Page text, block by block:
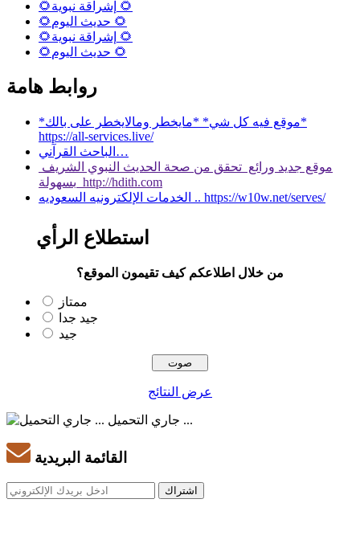
🌻إشراقة نبوية 🌻
🌻حديث اليوم 🌻
🌻إشراقة نبوية 🌻
🌻حديث اليوم 🌻
روابط هامة
*موقع فيه كل شي* *مايخطر ومالايخطر على بالك*
https://all-services.live/
الباحث القرآني…
موقع جديد ورائع تحقق من صحة الحديث النبوي الشريف
بسهولة http://hdith.com
الخدمات الإلكترونيه السعوديه .. https://w10w.net/serves/
استطلاع الرأي
من خلال اطلاعكم كيف تقيمون الموقع؟
ممتاز
جيد جدا
جيد
عرض النتائج
جاري التحميل ...
القائمة البريدية